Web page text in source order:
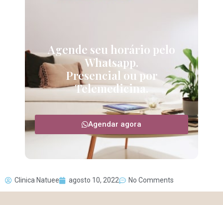
Agende seu horário pelo
Whatsapp.
Presencial ou por
Telemedicina.
Agendar agora
Clinica Natuee agosto 10, 2022 No Comments